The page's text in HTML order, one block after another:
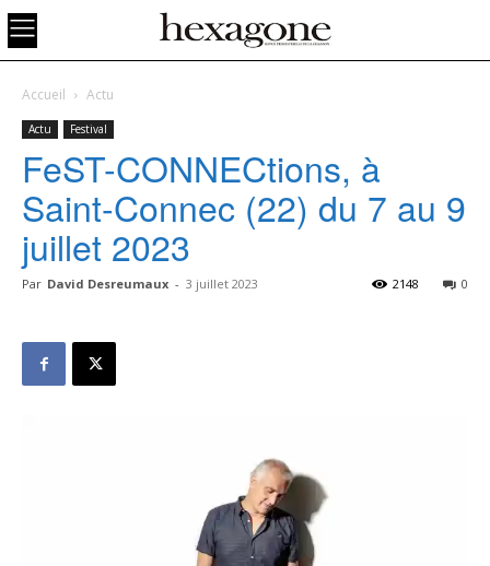
Accueil Actu
Actu Festival
FeST-CONNECtions, à
Saint-Connec (22) du 7 au 9
juillet 2023
Par David Desreumaux - 3 juillet 2023 0
2148